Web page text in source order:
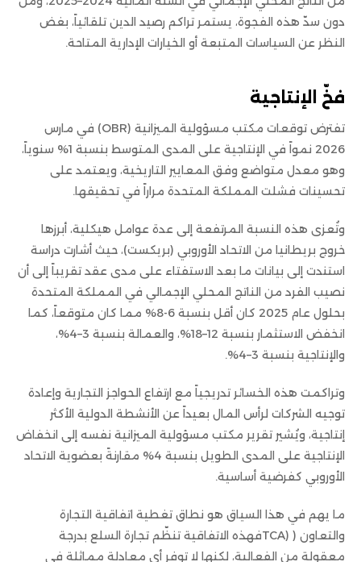
دون سدّ هذه الفجوة، يستمر تراكم رصيد الدين تلقائياً، بغض
النظر عن السياسات المتبعة أو الخيارات الإدارية المتاحة.
فخّ الإنتاجية
تفترض توقعات مكتب مسؤولية الميزانية (OBR) في مارس
2026 نمواً في الإنتاجية على المدى المتوسط بنسبة 1% سنوياً،
وهو معدل متواضع وفق المعايير التاريخية، ويعتمد على
تحسينات فشلت المملكة المتحدة مراراً في تحقيقها.
وتُعزى هذه النسبة المرتفعة إلى عدة عوامل هيكلية، أبرزها
خروج بريطانيا من الاتحاد الأوروبي (بريكست)، حيث أشارت دراسة
استندت إلى بيانات ما بعد الاستفتاء على مدى عقد تقريباً إلى أن
نصيب الفرد من الناتج المحلي الإجمالي في المملكة المتحدة
بحلول عام 2025 كان أقل بنسبة 6-8% مما كان متوقعاً، كما
انخفض الاستثمار بنسبة 12–18%، والعمالة بنسبة 3–4%،
والإنتاجية بنسبة 3–4%.
وتراكمت هذه الخسائر تدريجياً مع ارتفاع الحواجز التجارية وإعادة
توجيه الشركات لرأس المال بعيداً عن الأنشطة الدولية الأكثر
إنتاجية، ويُشير تقرير مكتب مسؤولية الميزانية نفسه إلى انخفاض
الإنتاجية على المدى الطويل بنسبة 4% مقارنةً بعضوية الاتحاد
الأوروبي كفرضية أساسية.
ما يهم في هذا السياق هو نطاق تغطية اتفاقية التجارة
والتعاون ( (TCAفهذه الاتفاقية تنظّم تجارة السلع بدرجة
معقولة من الفعالية، لكنها لا توفر أي معادلة مماثلة في